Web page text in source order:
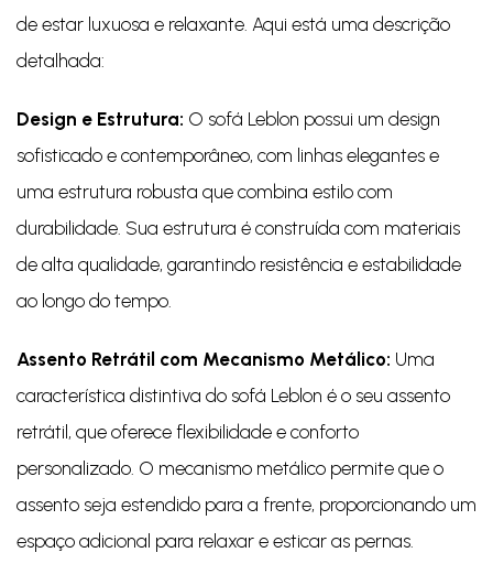
de estar luxuosa e relaxante. Aqui está uma descrição
detalhada:
Design e Estrutura: O sofá Leblon possui um design
sofisticado e contemporâneo, com linhas elegantes e
uma estrutura robusta que combina estilo com
durabilidade. Sua estrutura é construída com materiais
de alta qualidade, garantindo resistência e estabilidade
ao longo do tempo.
Assento Retrátil com Mecanismo Metálico: Uma
característica distintiva do sofá Leblon é o seu assento
retrátil, que oferece flexibilidade e conforto
personalizado. O mecanismo metálico permite que o
assento seja estendido para a frente, proporcionando um
espaço adicional para relaxar e esticar as pernas.